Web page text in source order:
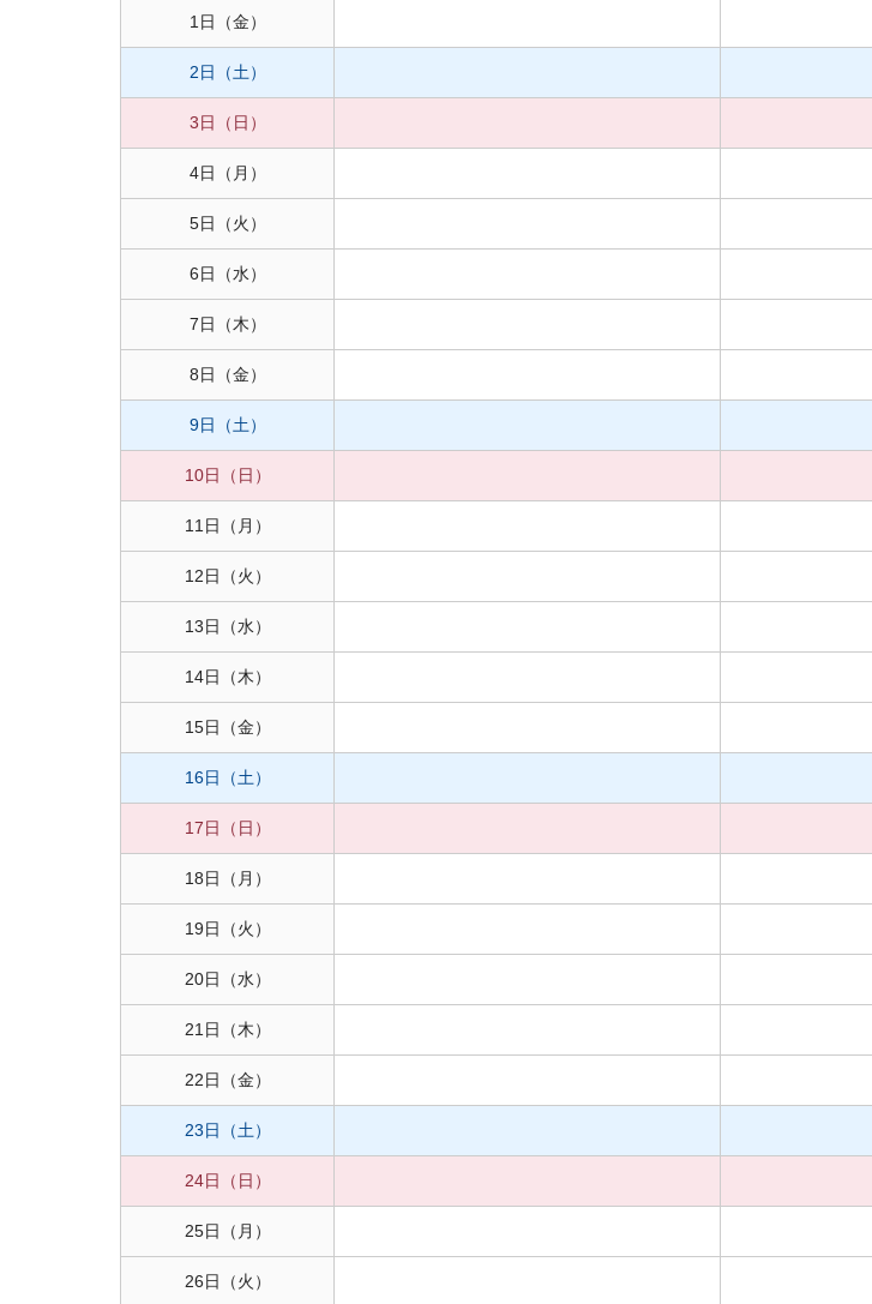
1日 （金）
2日 （土）
3日 （日）
4日 （月）
5日 （火）
6日 （水）
7日 （木）
8日 （金）
9日 （土）
10日 （日）
11日 （月）
12日 （火）
13日 （水）
14日 （木）
15日 （金）
16日 （土）
17日 （日）
18日 （月）
19日 （火）
20日 （水）
21日 （木）
22日 （金）
23日 （土）
24日 （日）
25日 （月）
26日 （火）